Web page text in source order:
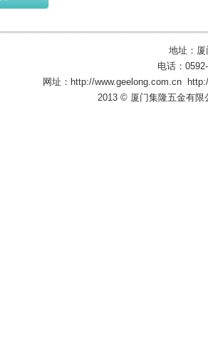
地址：
电话：
网址： http://www.geelong.com.cn
2013 © 厦门集隆五金有限